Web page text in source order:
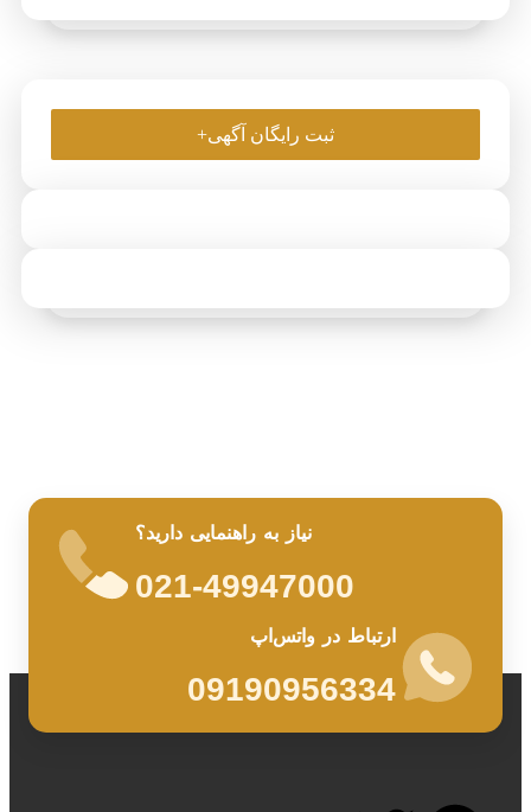
ثبت رایگان آگهی+
نیاز به راهنمایی دارید؟
021-49947000
ارتباط در واتس‌اپ
09190956334